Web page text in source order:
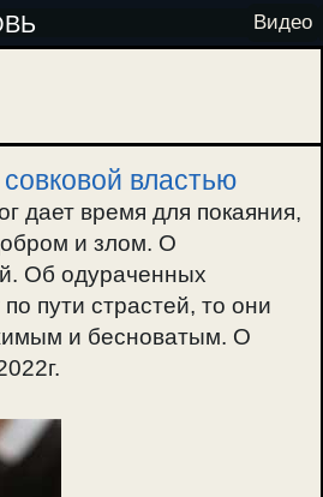
Видео
властью
дает время для покаяния,
и злом. О
Об одураченных
пути страстей, то они
и бесноватым. О